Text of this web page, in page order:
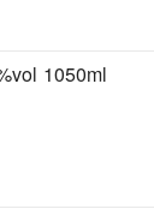
1050ml